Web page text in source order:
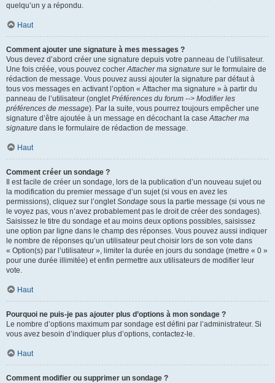
quelqu’un y a répondu.
Haut
Comment ajouter une signature à mes messages ?
Vous devez d’abord créer une signature depuis votre panneau de l’utilisateur.
Une fois créée, vous pouvez cocherAttacher ma signature sur le formulaire de
rédaction de message. Vous pouvez aussi ajouter la signature par défaut à
tous vos messages en activant l’option « Attacher ma signature » à partir du
panneau de l’utilisateur (ongletPréférences du forum --> Modifier les
préférences de message). Par la suite, vous pourrez toujours empêcher une
signature d’être ajoutée à un message en décochant la caseAttacher ma
signature dans le formulaire de rédaction de message.
Haut
Comment créer un sondage ?
Il est facile de créer un sondage, lors de la publication d’un nouveau sujet ou
la modification du premier message d’un sujet (si vous en avez les
permissions), cliquez sur l’ongletSondage sous la partie message (si vous ne
le voyez pas, vous n’avez probablement pas le droit de créer des sondages).
Saisissez le titre du sondage et au moins deux options possibles, saisissez
une option par ligne dans le champ des réponses. Vous pouvez aussi indiquer
le nombre de réponses qu’un utilisateur peut choisir lors de son vote dans
« Option(s) par l’utilisateur », limiter la durée en jours du sondage (mettre « 0 »
pour une durée illimitée) et enfin permettre aux utilisateurs de modifier leur
vote.
Haut
Pourquoi ne puis-je pas ajouter plus d’options à mon sondage ?
Le nombre d’options maximum par sondage est défini par l’administrateur. Si
vous avez besoin d’indiquer plus d’options, contactez-le.
Haut
Comment modifier ou supprimer un sondage ?